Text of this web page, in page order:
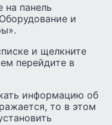
на панель
и
и щелкните
перейдите в
информацию об
то в этом